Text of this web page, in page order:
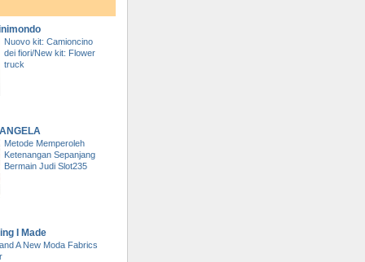
Nuovo kit: Camioncino
dei fiori/New kit: Flower
truck
Metode Memperoleh
Ketenangan Sepanjang
Bermain Judi Slot235
I Made
A New Moda Fabrics